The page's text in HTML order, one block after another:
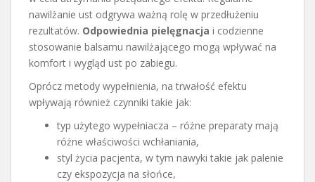
nawilżanie ust odgrywa ważną rolę w przedłużeniu
rezultatów. Odpowiednia pielęgnacja i codzienne
stosowanie balsamu nawilżającego mogą wpływać na
komfort i wygląd ust po zabiegu.
Oprócz metody wypełnienia, na trwałość efektu
wpływają również czynniki takie jak:
typ użytego wypełniacza – różne preparaty mają
różne właściwości wchłaniania,
styl życia pacjenta, w tym nawyki takie jak palenie
czy ekspozycja na słońce,